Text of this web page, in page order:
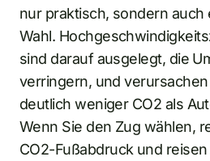
nur praktisch, sondern auch
Wahl.
sind darauf ausgelegt, die
verringern, und
deutlich weniger CO2 als
Wenn Sie den Zug wählen,
CO2-Fußabdruck und